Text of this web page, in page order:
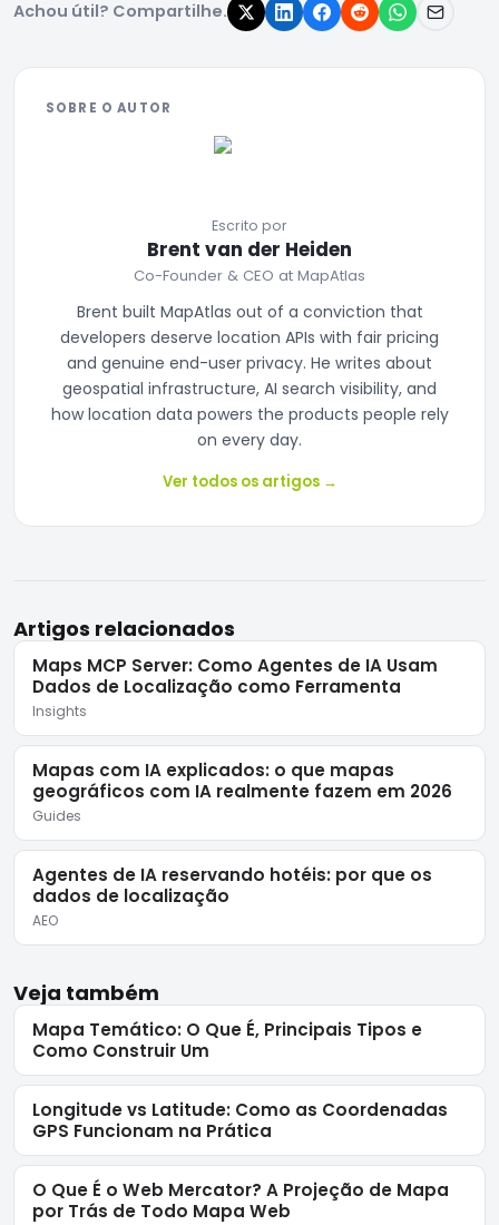
Achou útil? Compartilhe.
SOBRE O AUTOR
Escrito por
Brent van der Heiden
Co-Founder & CEO at MapAtlas
Brent built MapAtlas out of a conviction that
developers deserve location APIs with fair pricing
and genuine end-user privacy. He writes about
geospatial infrastructure, AI search visibility, and
how location data powers the products people rely
on every day.
Ver todos os artigos→
Artigos relacionados
Maps MCP Server: Como Agentes de IA Usam
Dados de Localização como Ferramenta
Insights
Mapas com IA explicados: o que mapas
geográficos com IA realmente fazem em 2026
Guides
Agentes de IA reservando hotéis: por que os
dados de localização
AEO
Veja também
Mapa Temático: O Que É, Principais Tipos e
Como Construir Um
Longitude vs Latitude: Como as Coordenadas
GPS Funcionam na Prática
O Que É o Web Mercator? A Projeção de Mapa
por Trás de Todo Mapa Web